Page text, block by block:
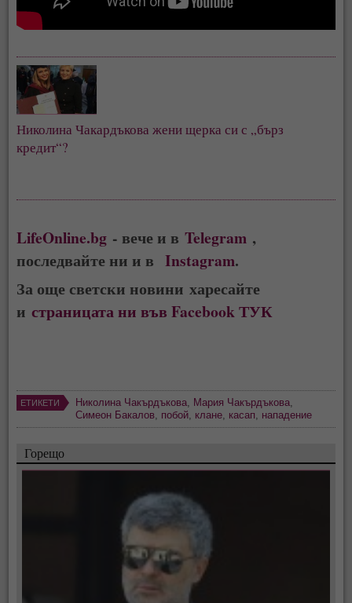
Николина Чакардъкова жени щерка си с „бърз
кредит“?
LifeOnline.bg - вече и вTelegram ,
последвайте ни и вInstagram.
За още светски новини харесайте
истраницата ни във Facebook ТУК
ЕТИКЕТИ Николина Чакърдъкова Мария Чакърдъкова
Симеон Бакалов
побой клане касап нападение
Горещо